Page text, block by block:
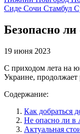
Сиде Сочи Стамбул
Безопасно
19 июня 2023
С приходом лета на
Украине, продолжает
Содержание:
Как добраться
Не опасно ли в
Актуальная